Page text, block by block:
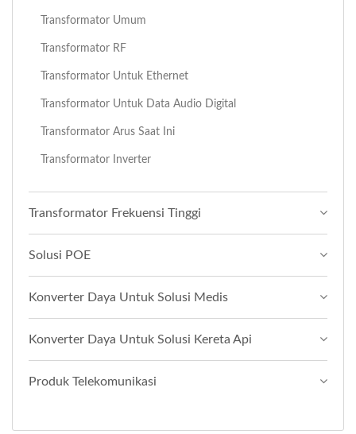
Transformator Umum
Transformator RF
Transformator Untuk Ethernet
Transformator Untuk Data Audio Digital
Transformator Arus Saat Ini
Transformator Inverter
Transformator Frekuensi Tinggi
Solusi POE
Konverter Daya Untuk Solusi Medis
Konverter Daya Untuk Solusi Kereta Api
Produk Telekomunikasi